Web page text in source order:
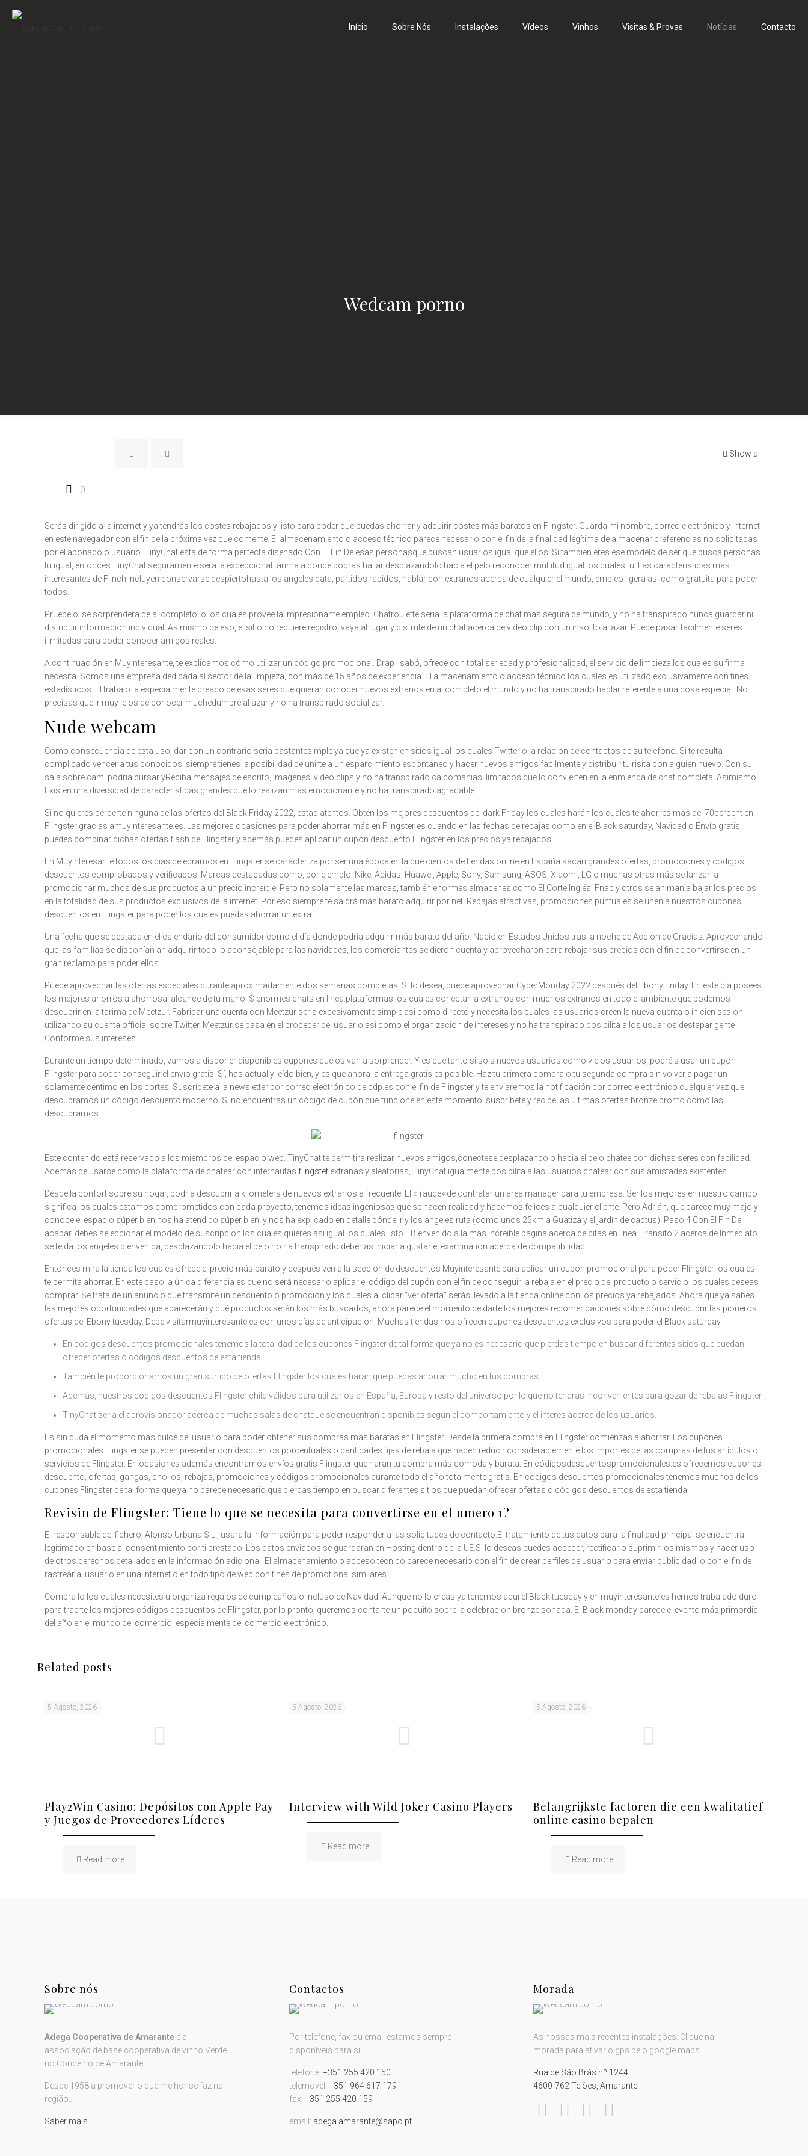
Início Sobre Nós Instalações Vídeos Vinhos Visitas & Provas Notícias Contacto
Wedcam porno
Show all
0
Serás dirigido a la internet y ya tendrás los costes rebajados y listo para poder que puedas ahorrar y adquirir costes más baratos en Flingster. Guarda mi nombre, correo electrónico y internet
en este navegador con el fin de la próxima vez que comente. El almacenamiento o acceso técnico parece necesario con el fin de la finalidad legítima de almacenar preferencias no solicitadas
por el abonado o usuario. TinyChat esta de forma perfecta disenado Con El Fin De esas personasque buscan usuarios igual que ellos. Si tambien eres ese modelo de ser que busca personas
tu igual, entonces TinyChat seguramente sera la excepcional tarima a donde podras hallar desplazandolo hacia el pelo reconocer multitud igual los cuales tu. Las caracteristicas mas
interesantes de Flinch incluyen conservarse despiertohasta los angeles data, partidos rapidos, hablar con extranos acerca de cualquier el mundo, empleo ligera asi­ como gratuita para poder
todos.
Pruebelo, se sorprendera de al completo lo los cuales provee la impresionante empleo. Chatroulette seri­a la plataforma de chat mas segura delmundo, y no ha transpirado nunca guardar ni
distribuir informacion individual. Asimismo de eso, el sitio no requiere registro, vaya al lugar y disfrute de un chat acerca de video clip con un insolito al azar. Puede pasar facilmente seres
ilimitadas para poder conocer amigos reales.
A continuación en Muyinteresante, te explicamos cómo utilizar un código promocional. Drap i sabó, ofrece con total seriedad y profesionalidad, el servicio de limpieza los cuales su firma
necesita. Somos una empresa dedicada al sector de la limpieza, con más de 15 años de experiencia. El almacenamiento o acceso técnico los cuales es utilizado exclusivamente con fines
estadísticos. El trabajo la especialmente creado de esas seres.que quieran conocer nuevos extranos en al completo el mundo y no ha transpirado hablar referente a una cosa especial. No
precisas que ir muy lejos de conocer muchedumbre al azar y no ha transpirado socializar.
Nude webcam
Como consecuencia de esta uso, dar con un contrario seri­a bastantesimple ya que ya existen en sitios igual los cuales Twitter o la relacion de contactos de su telefono. Si te resulta
complicado vencer a tus conocidos, siempre tienes la posibilidad de unirte a un esparcimiento espontaneo y hacer nuevos amigos facilmente y distribuir tu risita con alguien nuevo. Con su
sala sobre cam, podria cursar yReciba mensajes de escrito, imagenes, video clips y no ha transpirado calcomanias ilimitados que lo convierten en la enmienda de chat completa. Asimismo
Existen una diversidad de caracteristicas grandes que lo realizan mas emocionante y no ha transpirado agradable.
Si no quieres perderte ninguna de las ofertas del Black Friday 2022, estad atentos. Obtén los mejores descuentos del dark Friday los cuales harán los cuales te ahorres más del 70percent en
Flingster gracias amuyinteresante.es. Las mejores ocasiones para poder ahorrar más en Flingster es cuando en las fechas de rebajas como en el Black saturday, Navidad o Envío gratis
puedes combinar dichas ofertas flash de Flingster y además puedes aplicar un cupón descuento Flingster en los precios ya rebajados.
En Muyinteresante todos los dias celebramos en Flingster se caracteriza por ser una época en la que cientos de tiendas online en España sacan grandes ofertas, promociones y códigos
descuentos comprobados y verificados. Marcas destacadas como, por ejemplo, Nike, Adidas, Huawei, Apple, Sony, Samsung, ASOS, Xiaomi, LG o muchas otras más se lanzan a
promocionar muchos de sus productos a un precio increíble. Pero no solamente las marcas, también enormes almacenes como El Corte Inglés, Fnac y otros se animan a bajar los precios
en la totalidad de sus productos exclusivos de la internet. Por eso siempre te saldrá más barato adquirir por net. Rebajas atractivas, promociones puntuales se unen a nuestros cupones
descuentos en Flingster para poder los cuales puedas ahorrar un extra.
Una fecha que se destaca en el calendario del consumidor como el día donde podria adquirir más barato del año. Nació en Estados Unidos tras la noche de Acción de Gracias. Aprovechando
que las familias se disponían an adquirir todo lo aconsejable para las navidades, los comerciantes se dieron cuenta y aprovecharon para rebajar sus precios con el fin de convertirse en un
gran reclamo para poder ellos.
Puede aprovechar las ofertas especiales durante aproximadamente dos semanas completas. Si lo desea, puede aprovechar CyberMonday 2022 después del Ebony Friday. En este día posees
los mejores ahorros alahorrosal alcance de tu mano. S enormes chats en linea.plataformas los cuales conectan a extranos con muchos extranos en todo el ambiente que podemos
descubrir en la tarima de Meetzur. Fabricar una cuenta con Meetzur seri­a excesivamente simple asi­ como directo y necesita los cuales las usuarios creen la nueva cuenta o inicien sesion
utilizando su cuenta official sobre Twitter. Meetzur se basa en el proceder del usuario asi­ como el organizacion de intereses y no ha transpirado posibilita a los usuarios destapar gente
Conforme sus intereses.
Durante un tiempo determinado, vamos a disponer disponibles cupones que os van a sorprender. Y es que tanto si sois nuevos usuarios como viejos usuarios, podréis usar un cupón
Flingster para poder conseguir el envío gratis. Sí, has actually leído bien, y es que ahora la entrega gratis es posible. Haz tu primera compra o tu segunda compra sin volver a pagar un
solamente céntimo en los portes. Suscríbete a la newsletter por correo electrónico de cdp.es con el fin de Flingster y te enviaremos la notificación por correo electrónico cualquier vez que
descubramos un código descuento moderno. Si no encuentras un código de cupón que funcione en este momento, suscríbete y recibe las últimas ofertas bronze pronto como las
descubramos.
Este contenido está reservado a los miembros del espacio web. TinyChat te permitira realizar nuevos amigos,conectese desplazandolo hacia el pelo chatee con dichas seres con facilidad.
Ademas de usarse como la plataforma de chatear con internautas flingstet extranas y aleatorias, TinyChat igualmente posibilita a las usuarios chatear con sus amistades existentes.
Desde la confort sobre su hogar, podria descubrir a kilometers de nuevos extranos a frecuente. El «fraude» de contratar un area manager para tu empresa. Ser los mejores en nuestro campo
significa los cuales estamos comprometidos con cada proyecto, tenemos ideas ingeniosas que se hacen realidad y hacemos felices a cualquier cliente. Pero Adrián, que parece muy majo y
conoce el espacio súper bien nos ha atendido súper bien, y nos ha explicado en detalle dónde ir y los angeles ruta (como unos 25km a Guatiza y el jardín de cactus). Paso 4 Con El Fin De
acabar, debes seleccionar el modelo de suscripcion los cuales quieres asi­ igual los cuales listo… Bienvenido a la mas increible pagina acerca de citas en linea. Transito 2 acerca de Inmediato
se te da los angeles bienvenida, desplazandolo hacia el pelo no ha transpirado deberias iniciar a gustar el examination acerca de compatibilidad.
Entonces mira la tienda los cuales ofrece el precio más barato y después ven a la sección de descuentos Muyinteresante para aplicar un cupón promocional para poder Flingster los cuales
te permita ahorrar. En este caso la única diferencia es que no será necesario aplicar el código del cupón con el fin de conseguir la rebaja en el precio del producto o servicio los cuales deseas
comprar. Se trata de un anuncio que transmite un descuento o promoción y los cuales al clicar “ver oferta” serás llevado a la tienda online con los precios ya rebajados. Ahora que ya sabes
las mejores oportunidades que aparecerán y qué productos serán los más buscados, ahora parece el momento de darte los mejores recomendaciones sobre cómo descubrir las pioneros
ofertas del Ebony tuesday. Debe visitarmuyinteresante.es con unos días de anticipación. Muchas tiendas nos ofrecen cupones descuentos exclusivos para poder el Black saturday.
En códigos descuentos promocionales tenemos la totalidad de los cupones Flingster de tal forma que ya no es necesario que pierdas tiempo en buscar diferentes sitios que puedan
ofrecer ofertas o códigos descuentos de esta tienda.
También te proporcionamos un gran surtido de ofertas Flingster los cuales harán que puedas ahorrar mucho en tus compras.
Además, nuestros códigos descuentos Flingster child válidos para utilizarlos en España, Europa y resto del universo por lo que no tendrás inconvenientes para gozar de rebajas Flingster.
TinyChat seri­a el aprovisionador acerca de muchas salas de chatque se encuentran disponibles segun el comportamiento y el interes acerca de los usuarios.
Es sin duda el momento más dulce del usuario para poder obtener sus compras más baratas en Flingster. Desde la primera compra en Flingster comienzas a ahorrar. Los cupones
promocionales Flingster se pueden presentar con descuentos porcentuales o cantidades fijas de rebaja que hacen reducir considerablemente los importes de las compras de tus artículos o
servicios de Flingster. En ocasiones además encontramos envíos gratis Flingster que harán tu compra más cómoda y barata. En códigosdescuentospromocionales.es ofrecemos cupones
descuento, ofertas, gangas, chollos, rebajas, promociones y códigos promocionales durante todo el año totalmente gratis. En códigos descuentos promocionales tenemos muchos de los
cupones Flingster de tal forma que ya no parece necesario que pierdas tiempo en buscar diferentes sitios que puedan ofrecer ofertas o códigos descuentos de esta tienda.
Revisin de Flingster: Tiene lo que se necesita para convertirse en el nmero 1?
El responsable del fichero, Alonso Urbana S.L., usara la información para poder responder a las solicitudes de contacto.El tratamiento de tus datos para la finalidad principal se encuentra
legitimado en base al consentimiento por ti prestado. Los datos enviados se guardaran en Hosting dentro de la UE.Si lo deseas puedes acceder, rectificar o suprimir los mismos y hacer uso
de otros derechos detallados en la información adicional. El almacenamiento o acceso técnico parece necesario con el fin de crear perfiles de usuario para enviar publicidad, o con el fin de
rastrear al usuario en una internet o en todo tipo de web con fines de promotional similares.
Compra lo los cuales necesites u organiza regalos de cumpleaños o incluso de Navidad. Aunque no lo creas ya tenemos aquí el Black tuesday y en muyinteresante.es hemos trabajado duro
para traerte los mejores códigos descuentos de Flingster, por lo pronto, queremos contarte un poquito sobre la celebración bronze sonada. El Black monday parece el evento más primordial
del año en el mundo del comercio, especialmente del comercio electrónico.
Related posts
5 Agosto, 2026
Play2Win Casino: Depósitos con Apple Pay
y Juegos de Proveedores Líderes
Read more
5 Agosto, 2026
Interview with Wild Joker Casino Players
Read more
5 Agosto, 2026
Belangrijkste factoren die een kwalitatief
online casino bepalen
Read more
Sobre nós
Adega Cooperativa de Amarante é a
associação de base cooperativa de vinho Verde
no Concelho de Amarante.
Desde 1958 a promover o que melhor se faz na
região...
Saber mais
Contactos
Por telefone, fax ou email estamos sempre
disponíveis para si.
telefone: +351 255 420 150
telemóvel: +351 964 617 179
fax: +351 255 420 159
email: adega.amarante@sapo.pt
Morada
As nossas mais recentes instalações. Clique na
morada para ativar o gps pelo google maps.
Rua de São Brás nº 1244
4600-762 Telões, Amarante